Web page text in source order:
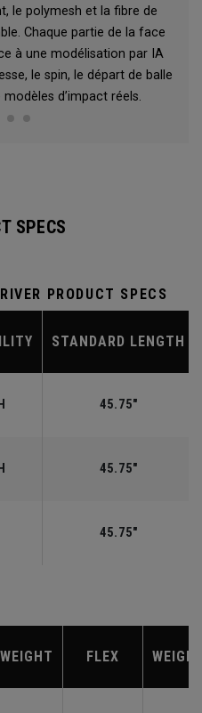
le polymesh et la fibre de
Chaque partie de la face
à une modélisation par IA
le spin, le départ de balle
d’impact réels.
SPECS
PRODUCT SPECS
STANDARD LENGTH
45.75"
45.75"
45.75"
FLEX